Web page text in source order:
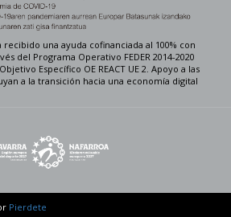
una ayuda cofinanciada al 100% con
del Programa Operativo FEDER 2014-2020
Específico OE REACT UE 2. Apoyo a las
a la transición hacia una economía digital
Pierdete